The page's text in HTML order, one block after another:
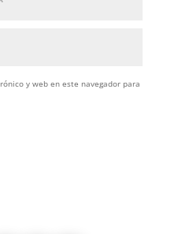
y web en este navegador para